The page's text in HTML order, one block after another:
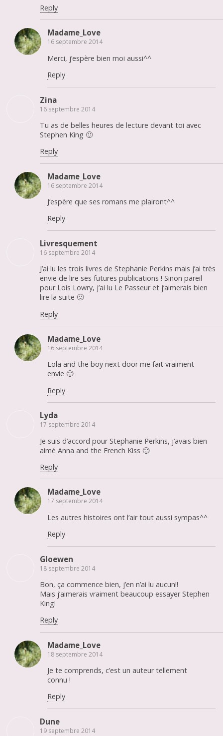
Reply
Madame_Love
16 septembre 2014
Merci, j’espère bien moi aussi^^
Reply
Zina
16 septembre 2014
Tu as de belles heures de lecture devant toi avec
Stephen King 🙂
Reply
Madame_Love
16 septembre 2014
J’espère que ses romans me plairont^^
Reply
Livresquement
16 septembre 2014
J’ai lu les trois livres de Stephanie Perkins mais j’ai très
envie de lire ses futures publications ! Sinon pareil
pour Lois Lowry, j’ai lu Le Passeur et j’aimerais bien
lire la suite 🙂
Reply
Madame_Love
16 septembre 2014
Lola and the boy next door me fait vraiment
envie 🙂
Reply
Lyda
17 septembre 2014
Je suis d’accord pour Stephanie Perkins, j’avais bien
aimé Anna and the French Kiss 🙂
Reply
Madame_Love
17 septembre 2014
Les autres histoires ont l’air tout aussi sympas^^
Reply
Gloewen
18 septembre 2014
Bon, ça commence bien, j’en n’ai lu aucun!!
Mais j’aimerais vraiment beaucoup essayer Stephen
King!
Reply
Madame_Love
18 septembre 2014
Je te comprends, c’est un auteur tellement
connu !
Reply
Dune
19 septembre 2014